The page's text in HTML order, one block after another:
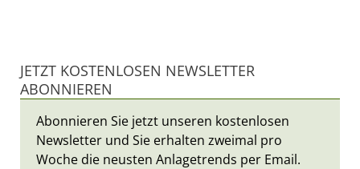
JETZT KOSTENLOSEN NEWSLETTER
ABONNIEREN
Abonnieren Sie jetzt unseren kostenlosen
Newsletter und Sie erhalten zweimal pro
Woche die neusten Anlagetrends per Email.